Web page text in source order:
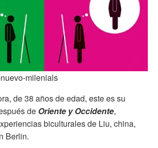
milenials
de 38 años de edad, este es su
de Oriente y Occidente,
biculturales de Liu, china,
Berlin.